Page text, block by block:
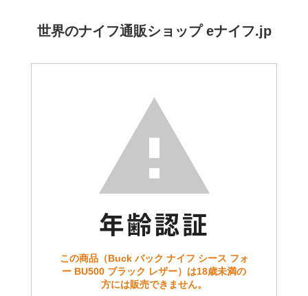
世界のナイフ通販ショップ eナイフ.jp
この商品（Buck バック ナイフ シース フォ
ー BU500 ブラック レザー）は18歳未満の
方には販売できません。